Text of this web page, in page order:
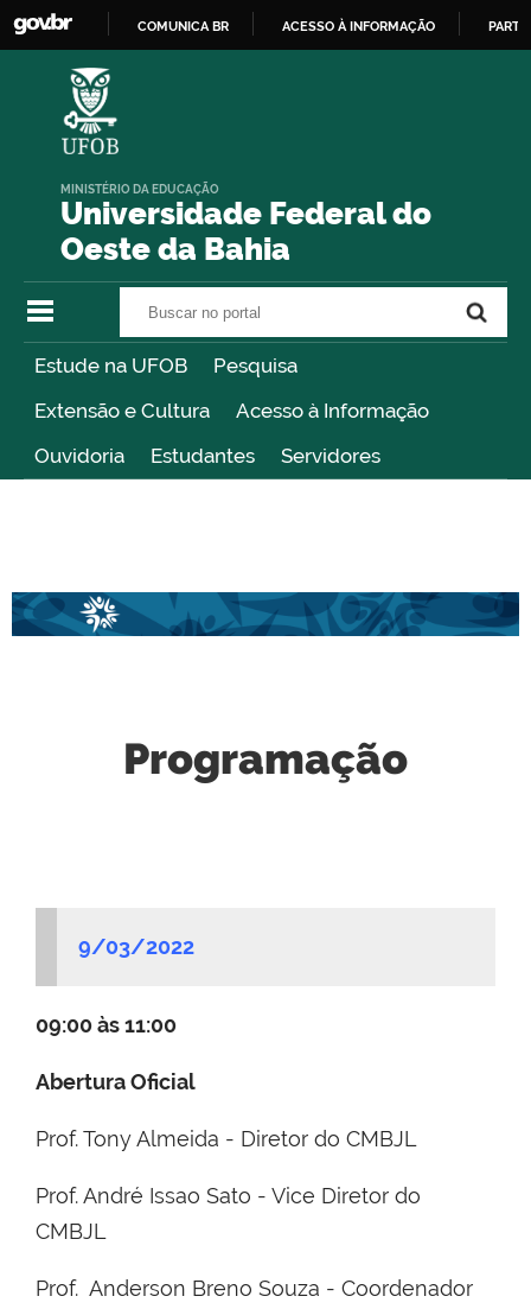
COMUNICA BR ACESSO À INFORMAÇÃO
Universidade Federal do
Oeste da Bahia
MINISTÉRIO DA EDUCAÇÃO
Estude na UFOB
Pesquisa
Extensão e Cultura
Acesso à Informação
Ouvidoria
Estudantes Servidores
Programação
9/03/2022
09:00 às 11:00
Abertura Oficial
Prof. Tony Almeida - Diretor do CMBJL
Prof. André Issao Sato - Vice Diretor do
CMBJL
Prof. Anderson Breno Souza - Coordenador